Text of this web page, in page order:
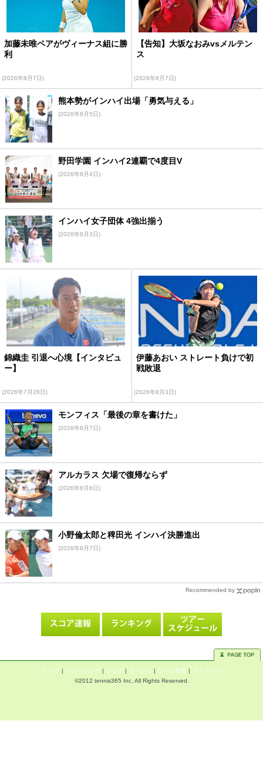
加藤未唯ペアがヴィーナス組に勝
利
(2026年8月7日)
【告知】大坂なおみvsメルテン
ス
(2026年8月7日)
熊本勢がインハイ出場「勇気与える」
(2026年8月5日)
野田学園 インハイ2連覇で4度目V
(2026年8月4日)
インハイ女子団体 4強出揃う
(2026年8月3日)
錦織圭 引退へ心境【インタビュ
ー】
(2026年7月28日)
伊藤あおい ストレート負けで初
戦敗退
(2026年8月3日)
モンフィス「最後の章を書けた」
(2026年8月7日)
アルカラス 欠場で復帰ならず
(2026年8月6日)
小野倫太郎と稗田光 インハイ決勝進出
(2026年8月7日)
Recommended by
トップ | ショッピング| ブログ| サークル| コート検索| マイページ
©2012 tennis365 Inc. All Rights Reserved.